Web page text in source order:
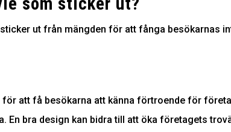
ut från mängden för att fånga besökarnas
att få besökarna att känna förtroende för
En bra design kan bidra till att öka företagets